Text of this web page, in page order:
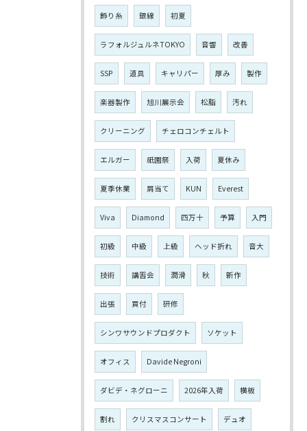
飾り糸 銀線 初夏
ラフォルジュルネTOKYO 音響 改善
SSP 道具 キャリパー 厚み 製作
楽器製作 旭川展示会 松脂 汚れ
クリーニング チェロコンチェルト
エルガー 祇園祭 入荷 夏休み
夏季休業 肩当て KUN Everest
Viva Diamond 四万十 予算 入門
初級 中級 上級 ヘッド折れ 音大
技術 講習会 潤滑 秋 新作
出張 買付 研修
シンワサウンドプロダクト ソケット
オフィス Davide Negroni
ダビデ・ネグローニ 2026年入荷 横板
割れ クリスマスコンサート デュオ